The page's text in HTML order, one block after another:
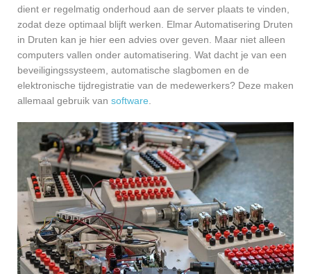
dient er regelmatig onderhoud aan de server plaats te vinden,
zodat deze optimaal blijft werken. Elmar Automatisering Druten
in Druten kan je hier een advies over geven. Maar niet alleen
computers vallen onder automatisering. Wat dacht je van een
beveiligingssysteem, automatische slagbomen en de
elektronische tijdregistratie van de medewerkers? Deze maken
allemaal gebruik van software